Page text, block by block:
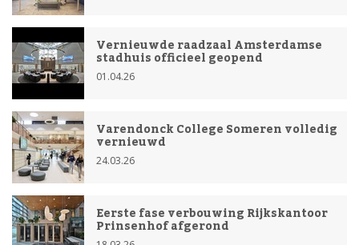
Vernieuwde raadzaal Amsterdamse
stadhuis officieel geopend
01.04.26
Varendonck College Someren volledig
vernieuwd
24.03.26
Eerste fase verbouwing Rijkskantoor
Prinsenhof afgerond